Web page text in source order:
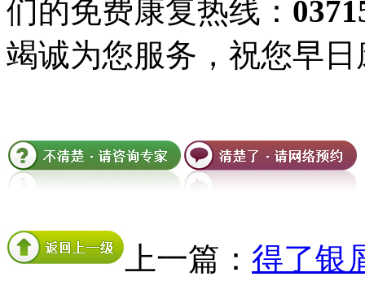
们的免费康复热线：
竭诚为您服务，祝您早日
上一篇： 得了银